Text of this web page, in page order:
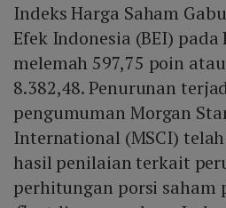
Indeks Harga Saham
Efek Indonesia (BEI)
melemah 597,75 poin
8.382,48. Penurunan
pengumuman Morgan
International (MSCI)
hasil penilaian terkait
perhitungan porsi saham